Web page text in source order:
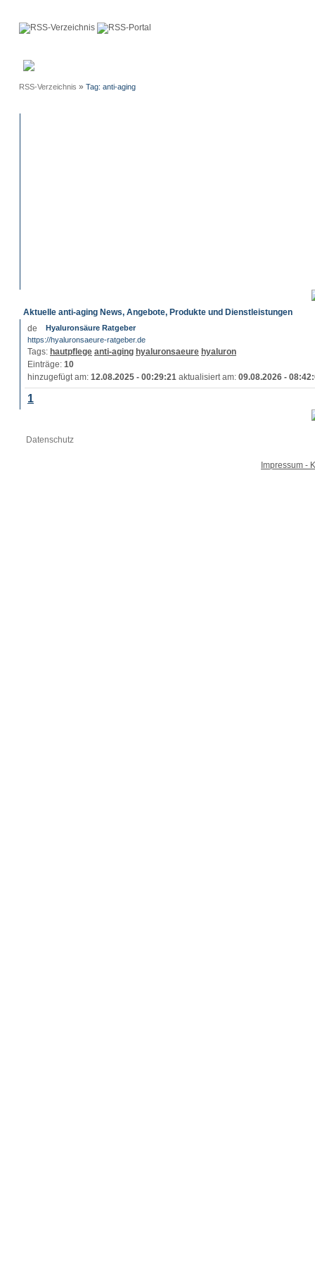
RSS-Verzeichnis » Tag: anti-aging
Aktuelle anti-aging News, Angebote, Produkte und Dienstleistungen
Hyaluronsäure Ratgeber
https://hyaluronsaeure-ratgeber.de
Tags: hautpflege anti-aging hyaluronsaeure hyaluron
Einträge: 10
hinzugefügt am: 12.08.2025 - 00:29:21 aktualisiert am: 09.08.2026 -
1
Datenschutz
Impressum -